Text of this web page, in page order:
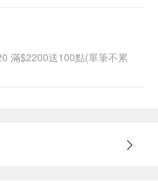
滿$2200送100點(單筆不累